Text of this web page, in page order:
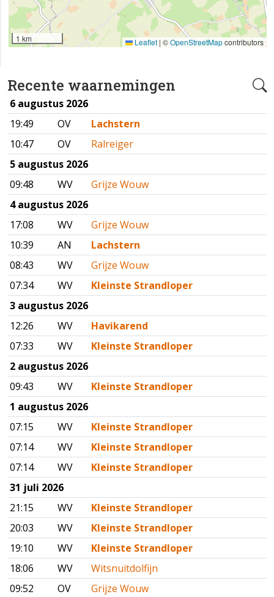
Recente waarnemingen
6 augustus 2026
19:49
OV
Lachstern
10:47
OV
Ralreiger
5 augustus 2026
09:48
WV
Grijze Wouw
4 augustus 2026
17:08
WV
Grijze Wouw
10:39
AN
Lachstern
08:43
WV
Grijze Wouw
07:34
WV
Kleinste Strandloper
3 augustus 2026
12:26
WV
Havikarend
07:33
WV
Kleinste Strandloper
2 augustus 2026
09:43
WV
Kleinste Strandloper
1 augustus 2026
07:15
WV
Kleinste Strandloper
07:14
WV
Kleinste Strandloper
07:14
WV
Kleinste Strandloper
31 juli 2026
21:15
WV
Kleinste Strandloper
20:03
WV
Kleinste Strandloper
19:10
WV
Kleinste Strandloper
18:06
WV
Witsnuitdolfijn
09:52
OV
Grijze Wouw
1 km Leaflet | ©OpenStreetMapcontributors